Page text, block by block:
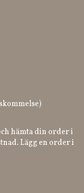
hämta din order i
Lägg en order i